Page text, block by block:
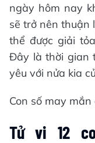
ngày hôm nay
sẽ trở nên thuận
thể được giải
Đây là thời gian
yêu với nửa kia
Con số may mắn
Tử vi 12